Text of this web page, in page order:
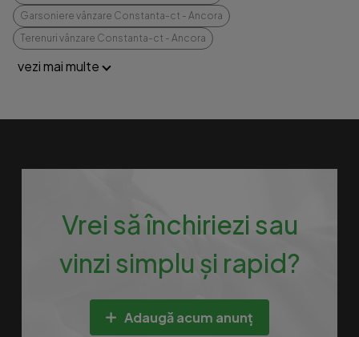
Garsoniere vânzare Constanta-ct - Ancora
Terenuri vânzare Constanta-ct - Ancora
vezi mai multe
Vrei să închiriezi sau
vinzi simplu și rapid?
Adaugă acum anunț